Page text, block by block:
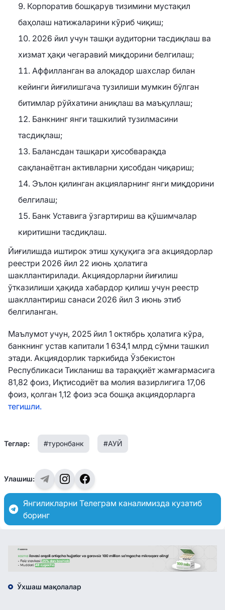
Корпоратив бошқарув тизимини мустақил
баҳолаш натижаларини кўриб чиқиш;
2026 йил учун ташқи аудиторни тасдиқлаш ва
хизмат ҳақи чегаравий миқдорини белгилаш;
Аффилланган ва алоқадор шахслар билан
кейинги йиғилишгача тузилиши мумкин бўлган
битимлар рўйхатини аниқлаш ва маъқуллаш;
Банкнинг янги ташкилий тузилмасини
тасдиқлаш;
Балансдан ташқари ҳисобварақда
сақланаётган активларни ҳисобдан чиқариш;
Эълон қилинган акцияларнинг янги миқдорини
белгилаш;
Банк Уставига ўзгартириш ва қўшимчалар
киритишни тасдиқлаш.
Йиғилишда иштирок этиш ҳуқуқига эга акциядорлар
реестри 2026 йил 22 июнь ҳолатига
шакллантирилади. Акциядорларни йиғилиш
ўтказилиши ҳақида хабардор қилиш учун реестр
шакллантириш санаси 2026 йил 3 июнь этиб
белгиланган.
Маълумот учун, 2025 йил 1 октябрь ҳолатига кўра,
банкнинг устав капитали 1 634,1 млрд сўмни ташкил
этади. Акциядорлик таркибида Ўзбекистон
Республикаси Тикланиш ва тараққиёт жамғармасига
81,82 фоиз, Иқтисодиёт ва молия вазирлигига 17,06
фоиз, қолган 1,12 фоиз эса бошқа акциядорларга
тегишли.
Теглар: #туронбанк #АУЙ
Улашиш:
Янгиликларни Телеграм каналимизда кузатиб
боринг
Ўхшаш мақолалар